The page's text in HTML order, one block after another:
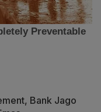
Bank Jago